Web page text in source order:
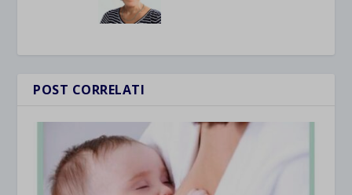
POST CORRELATI